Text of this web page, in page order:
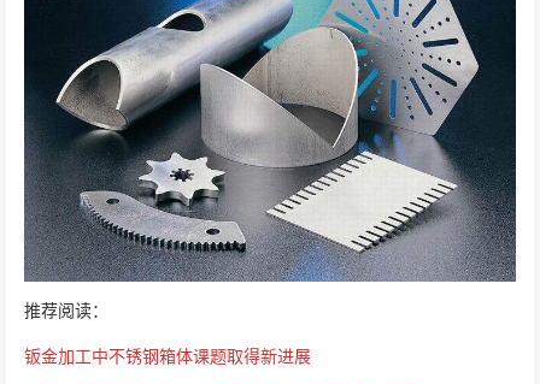
推荐阅读：
钣金加工中不锈钢箱体课题取得新进展